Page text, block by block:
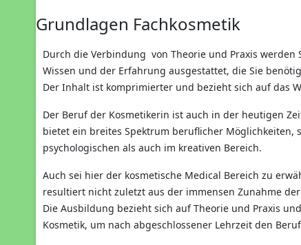
Grundlagen Fachkosmetik
Durch die Verbindung von Theorie und Praxis werden
Wissen und der Erfahrung ausgestattet, die Sie
Der Inhalt ist komprimierter und bezieht sich auf das
Der Beruf der Kosmetikerin ist auch in der heutigen
bietet ein breites Spektrum beruflicher Möglichkeiten,
psychologischen als auch im kreativen Bereich.
Auch sei hier der kosmetische Medical Bereich zu
resultiert nicht zuletzt aus der immensen Zunahme
Die Ausbildung bezieht sich auf Theorie und Praxis
Kosmetik, um nach abgeschlossener Lehrzeit den